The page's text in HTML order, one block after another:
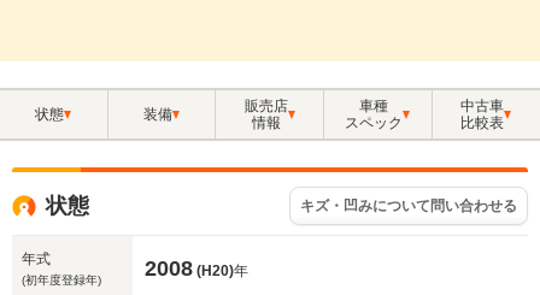
状態 装備
販売店
情報
車種
スペック
中古車
比較表
状態 キズ・凹みについて問い合わせる
年式
(初年度登録年) 2008 (H20)年